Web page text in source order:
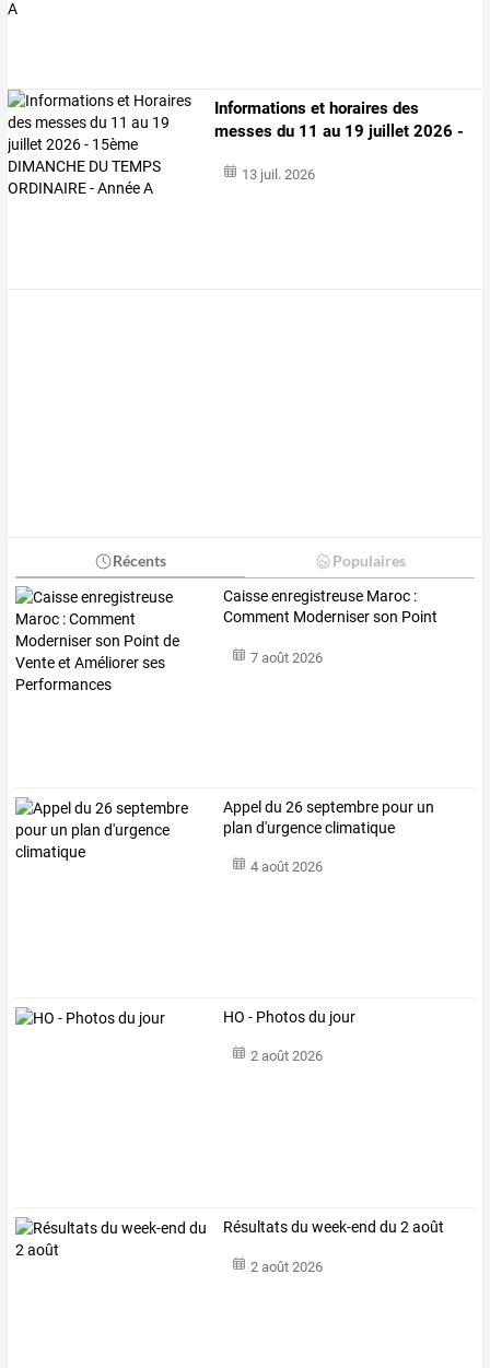
Informations et horaires des
messes du 11 au 19 juillet 2026 -
13 juil. 2026
Récents Populaires
Caisseenregistreuse Maroc :
Comment Moderniserson Point
7 août 2026
Appel du 26 septembre pour un
plan d'urgence climatique
4 août 2026
HO - Photos du jour
2 août 2026
Résultats du week-end du 2 août
2 août 2026